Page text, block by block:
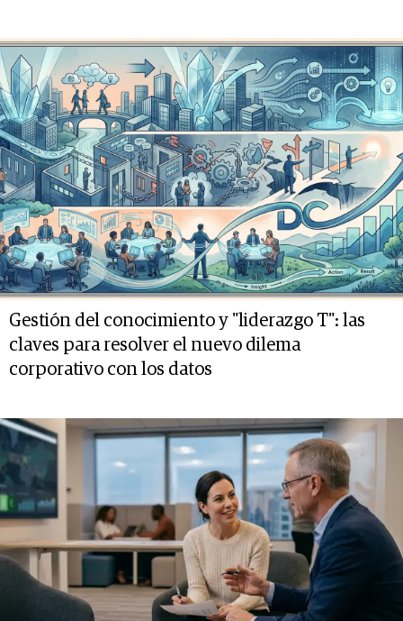
Gestión del conocimiento y "liderazgo T": las
claves para resolver el nuevo dilema
corporativo con los datos